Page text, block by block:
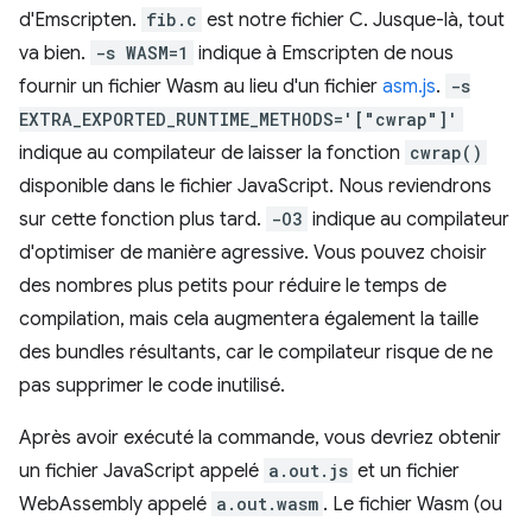
d'Emscripten. fib.c est notre fichier C. Jusque-là, tout
va bien. -s WASM=1 indique à Emscripten de nous
fournir un fichier Wasm au lieu d'un fichier asm.js. -s
EXTRA_EXPORTED_RUNTIME_METHODS='["cwrap"]'
indique au compilateur de laisser la fonction cwrap()
disponible dans le fichier JavaScript. Nous reviendrons
sur cette fonction plus tard. -O3 indique au compilateur
d'optimiser de manière agressive. Vous pouvez choisir
des nombres plus petits pour réduire le temps de
compilation, mais cela augmentera également la taille
des bundles résultants, car le compilateur risque de ne
pas supprimer le code inutilisé.
Après avoir exécuté la commande, vous devriez obtenir
un fichier JavaScript appelé a.out.js et un fichier
WebAssembly appelé a.out.wasm . Le fichier Wasm (ou